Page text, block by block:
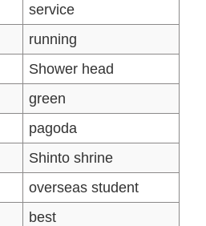
service
running
Shower head
green
pagoda
Shinto shrine
overseas student
best